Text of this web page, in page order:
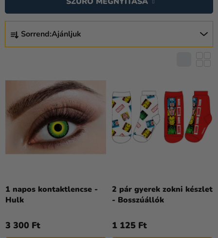
E
R
É
E
K
N
Z
É
E
Sorrend:Ajánljuk
R
M
É
K
L
S
T
1 napos kontaktlencse -
Hulk
3 300 Ft
2 pár gyerek zokni készlet
- Bosszúállók
1 125 Ft